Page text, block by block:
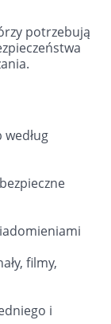
potrzebują
filmy,
i